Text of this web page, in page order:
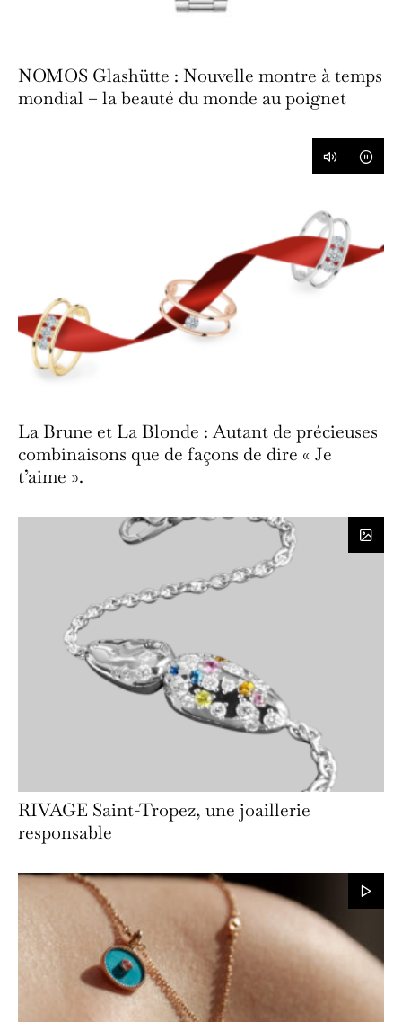
NOMOS Glashütte : Nouvelle montre à temps
mondial – la beauté du monde au poignet
La Brune et La Blonde : Autant de précieuses
combinaisons que de façons de dire « Je
t’aime ».
RIVAGE Saint-Tropez, une joaillerie
responsable